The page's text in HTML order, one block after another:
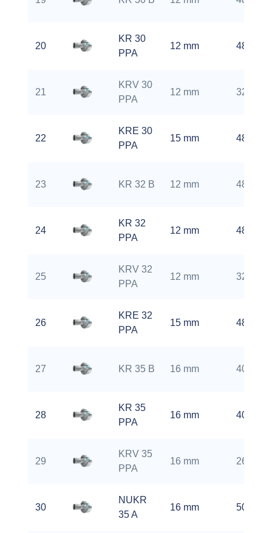
20
KR 30
PPA
12 mm 4800
21
KRV 30
PPA
12 mm 3200
22
KRE 30
PPA
15 mm 4800
23 KR 32 B 12 mm 4800
24
KR 32
PPA
12 mm 4800
25
KRV 32
PPA
12 mm 3200
26
KRE 32
PPA
15 mm 4800
27 KR 35 B 16 mm 4000
28
KR 35
PPA
16 mm 4000
29
KRV 35
PPA
16 mm 2600
30
NUKR
35 A
16 mm 5000